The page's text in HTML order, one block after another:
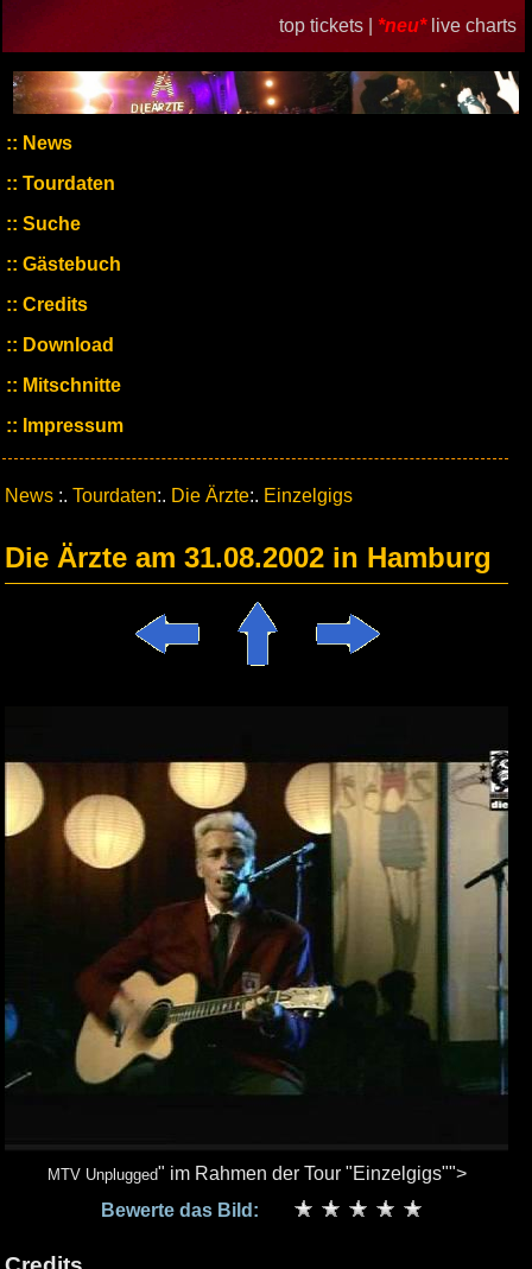
top tickets | *neu* live charts
News
Tourdaten
Suche
Gästebuch
Credits
Download
Mitschnitte
Impressum
News :. Tourdaten:. Die Ärzte:. Einzelgigs
Die Ärzte am 31.08.2002 in Hamburg
MTV Unplugged" im Rahmen der Tour "Einzelgigs"">
Bewerte das Bild: